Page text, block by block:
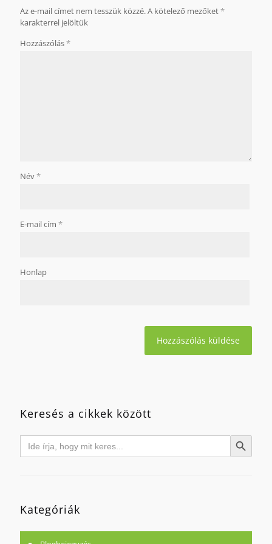
Az e-mail címet nem tesszük közzé.A kötelező mezőket*
karakterrel jelöltük
Hozzászólás*
Név*
E-mail cím *
Honlap
Keresés a cikkek között
Search
for: Search Button
Kategóriák